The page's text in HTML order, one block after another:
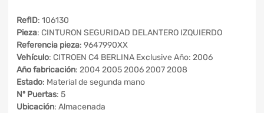
RefID: 106130
Pieza: CINTURON SEGURIDAD DELANTERO IZQUIERDO
Referencia pieza: 9647990XX
Vehículo: CITROEN C4 BERLINA Exclusive Año: 2006
Año fabricación: 2004 2005 2006 2007 2008
Estado: Material de segunda mano
Nº Puertas: 5
Ubicación: Almacenada